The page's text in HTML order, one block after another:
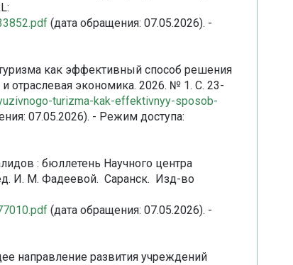
(дата обращения: 07.05.2026). -
как эффективный способ решения
отраслевая экономика. 2026. № 1. С. 23-
turizma-kak-effektivnyy-sposob-
07.05.2026). - Режим доступа:
: бюллетень Научного центра
И. М. Фадеевой. Саранск. Изд-во
(дата обращения: 07.05.2026). -
направление развития учреждений